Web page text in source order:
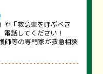
や「救急車を呼ぶべき
話してください！
師等の専門家が救急相談